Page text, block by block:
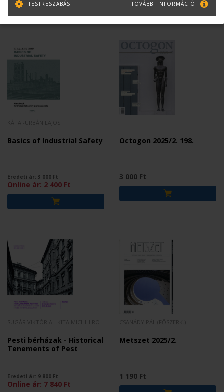
Basics of Industrial Safety
Eredeti ár: 3 000 Ft
Online ár: 2 400 Ft
Octogon 2025/2. 198.
3 000 Ft
Pesti bérházak - Historical
Tenements of Pest
Eredeti ár: 9 800 Ft
Online ár: 7 840 Ft
Metszet 2025/2.
1 190 Ft
TESTRESZABÁS TOVÁBBI INFORMÁCIÓ